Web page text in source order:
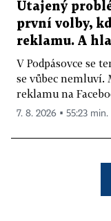
Utajený
první volby,
reklamu. A
V Podpásovce se
se vůbec nemluví.
reklamu na
7. 8. 2026 ▪ 55:23 min.